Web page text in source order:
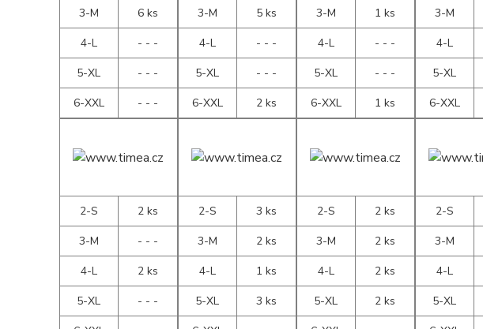
3-M
6 ks
4-L
- - -
5-XL
- - -
6-XXL
- - -
3-M
5 ks
4-L
- - -
5-XL
- - -
6-XXL
2 ks
3-M
1 ks
4-L
- - -
5-XL
- - -
6-XXL
1 ks
3-M
4-L
5-XL
6-XXL
2-S
2 ks
3-M
- - -
4-L
2 ks
5-XL
- - -
2-S
3 ks
3-M
2 ks
4-L
1 ks
5-XL
3 ks
2-S
2 ks
3-M
2 ks
4-L
2 ks
5-XL
2 ks
2-S
3-M
4-L
5-XL